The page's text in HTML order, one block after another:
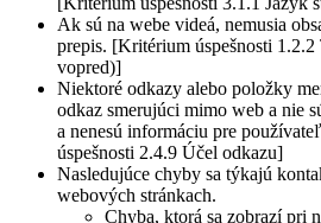
Ak sú na webe videá, nemusia
prepis. [Kritérium úspešnosti
vopred)]
Niektoré odkazy alebo položky
odkaz smerujúci mimo web a nie
a nenesú informáciu pre
úspešnosti 2.4.9 Účel odkazu]
Nasledujúce chyby sa týkajú
webových stránkach.
Chyba, ktorá sa zobrazí pri